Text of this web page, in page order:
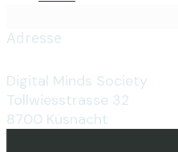
Adresse
Digital Minds Society
Tollwiesstrasse 32
8700 Küsnacht